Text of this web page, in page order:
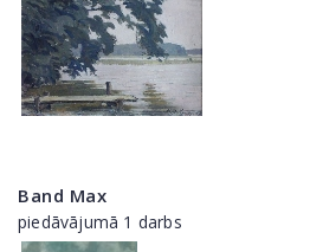
Band Max
piedāvājumā 1 darbs